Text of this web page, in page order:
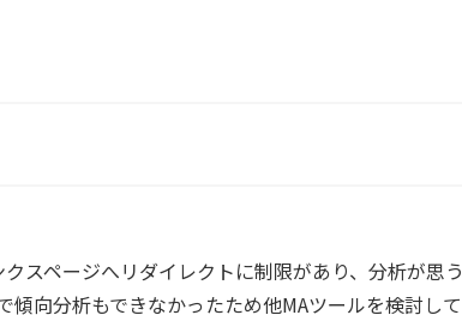
スページへリダイレクトに制限があり、分析が思う
向分析もできなかったため他MAツールを検討して